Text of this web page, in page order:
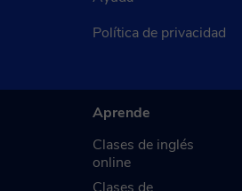
Política de privacidad
Aprende
Clases de inglés
online